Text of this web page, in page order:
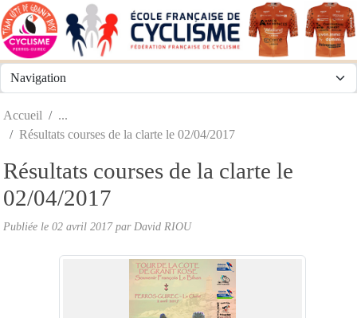
Accueil
Résultats courses de la clarte le 02/04/2017
Résultats courses de la clarte le
02/04/2017
Publiée le 02 avril 2017par David RIOU
Panneau de gestion des cookies